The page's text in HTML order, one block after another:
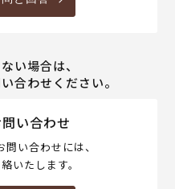
い場合は、
合わせください。
い合わせ
い合わせには、
いたします。